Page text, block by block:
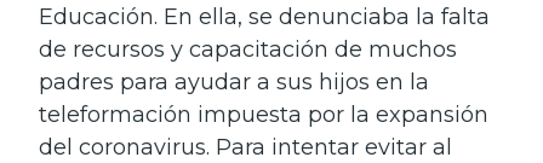
Educación. En ella, se denunciaba la falta
de recursos y capacitación de muchos
padres para ayudar a sus hijos en la
teleformación impuesta por la expansión
del coronavirus. Para intentar evitar al